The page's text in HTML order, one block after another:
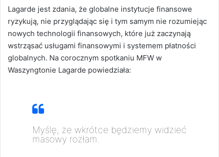
Lagarde jest zdania, że ​​globalne instytucje finansowe
ryzykują, nie przyglądając się i tym samym nie rozumiejąc
nowych technologii finansowych, które już zaczynają
wstrząsać usługami finansowymi i systemem płatności
globalnych. Na corocznym spotkaniu MFW w
Waszyngtonie Lagarde powiedziała:
Myślę, że wkrótce będziemy widzieć
masowy rozłam.